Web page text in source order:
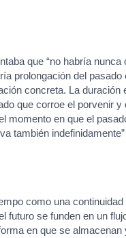
que “no habría nunca
prolongación del pasado
concreta. La duración
que corroe el porvenir y
momento en que el
también
como una
futuro se funden en un
en que se